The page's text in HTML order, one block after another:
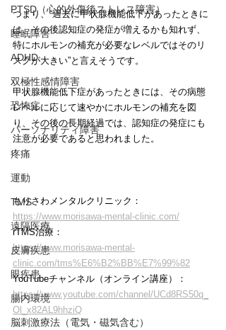
PTSD（心的外傷後ストレス障害）
睡眠障害
ADHD
双極性感情障害
恐怖症
パーソナリティ障害
疼痛
運動
TMS
遠隔医療
皮膚疾患
眼疾患
腸内環境
脳刺激療法（電気・磁気含む）
つまり、“過去に甲状腺機能低下があったときに
は、その後認知症の発症が増えるかも知れず、
特にホルモンの補充が必要なレベルではそのリ
スクが大きい”と言えそうです。
甲状腺機能低下症があったときには、その病態
レベルに応じて速やかにホルモンの補充を図
り、その後の長期経過では、認知症の発症にも
注意が必要であると思われました。
もりさわメンタルクリニック：
https://www.morisawa-mental-clinic.com/
rTMS治療：
https://www.morisawa-mental-
clinic.com/tms%E6%B2%BB%E7%99%82
YouTubeチャンネル（オンライン講座）：
https://www.youtube.com/channel/UCd8RS50q_
Ol_x82AL9hhziQ